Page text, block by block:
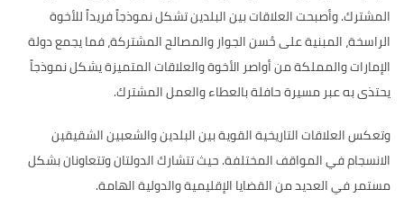
المشترك. وأصبحت العلاقات بين البلدين تشكل نموذجاً فريداً للأخوة
الراسخة، المبنية على حُسن الجوار والمصالح المشتركة، فما يجمع دولة
الإمارات والمملكة من أواصر الأخوة والعلاقات المتميزة يشكل نموذجاً
يحتذى به عبر مسيرة حافلة بالعطاء والعمل المشترك.
وتعكس العلاقات التاريخية القوية بين البلدين والشعبين الشقيقين
الانسجام في المواقف المختلفة. حيث تتشارك الدولتان وتتعاونان بشكل
مستمر في العديد من القضايا الإقليمية والدولية الهامة.